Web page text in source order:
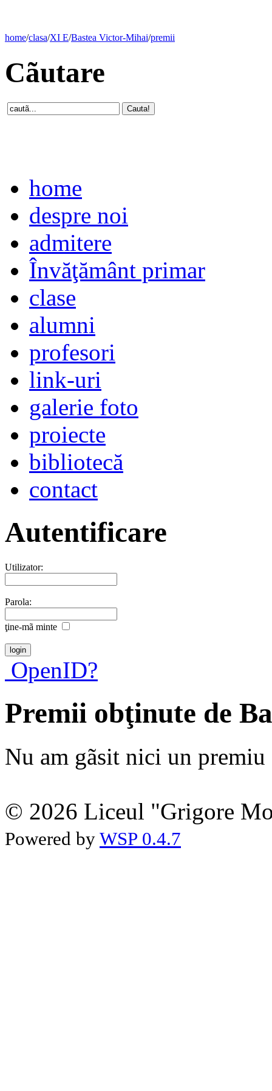
home/clasa/XI E/Bastea Victor-Mihai/premii
Cãutare
home
despre noi
admitere
Învăţământ primar
clase
alumni
profesori
link-uri
galerie foto
proiecte
bibliotecă
contact
Autentificare
Utilizator:
Parola:
ţine-mã minte
OpenID?
Premii obţinute de
Nu am gãsit nici un premiu
© 2026 Liceul "Grigore
Powered by WSP 0.4.7